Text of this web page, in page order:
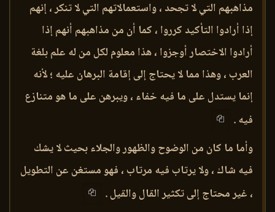
مذاهبهم التي لا تجحد ، واستعمالاتهم التي لا تنكر ، إنهم
إذا أرادوا التأكيد كرروا ، كما أن من مذاهبهم أنهم إذا
أرادوا الاختصار أوجزوا ، هذا معلوم لكل من له علم بلغة
العرب ، وهذا مما لا يحتاج إلى إقامة البرهان عليه ؛ لأنه
إنما يستدل على ما فيه خفاء ، ويبرهن على ما هو متنازع
فيه .
وأما ما كان من الوضوح والظهور والجلاء بحيث لا يشك
فيه شاك ، ولا يرتاب فيه مرتاب ، فهو مستغن عن التطويل
، غير محتاج إلى تكثير القال والقيل .